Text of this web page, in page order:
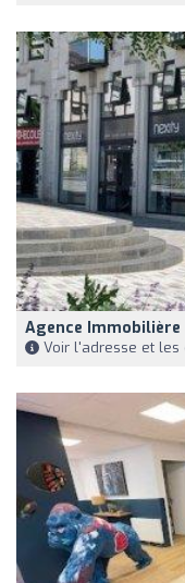
Agence Immobilière
Voir l'adresse et les